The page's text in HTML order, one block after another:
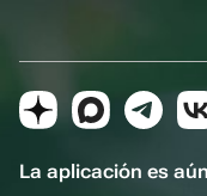
La aplicación es